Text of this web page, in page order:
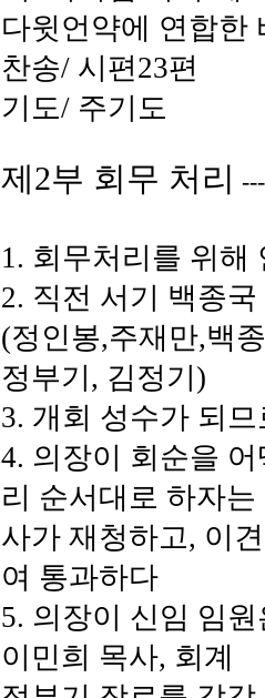
다윗언약에 연합한
찬송/ 시편23편
기도/ 주기도
제 2부 회무 처리
1. 회무처리를 위해
2. 직전 서기 백종
(정인봉,주재만,백
정부기 , 김정기 )
3. 개회 성수가 되
4. 의장이 회순을
리 순서대로 하자
사가 재청하고, 이
여 통과하다
5. 의장이 신임 임
이민희 목사, 회계